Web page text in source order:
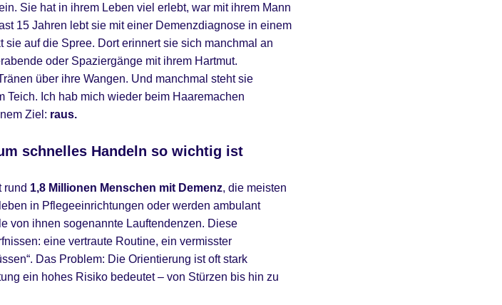
Sie hat in ihrem Leben viel erlebt, war mit ihrem Mann
15 Jahren lebt sie mit einer Demenzdiagnose in einem
auf die Spree. Dort erinnert sie sich manchmal an
oder Spaziergänge mit ihrem Hartmut.
über ihre Wangen. Und manchmal steht sie
Teich. Ich hab mich wieder beim Haaremachen
Ziel: raus.
schnelles Handeln so wichtig ist
rund 1,8 Millionen Menschen mit Demenz, die meisten
in Pflegeeinrichtungen oder werden ambulant
von ihnen sogenannte Lauftendenzen. Diese
eine vertraute Routine, ein vermisster
Das Problem: Die Orientierung ist oft stark
ein hohes Risiko bedeutet – von Stürzen bis hin zu